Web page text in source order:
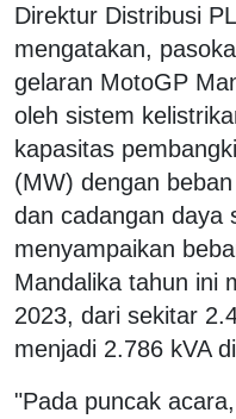
Direktur Distribusi
mengatakan,
gelaran MotoGP
oleh sistem
kapasitas
(MW) dengan
dan cadangan daya
menyampaikan
Mandalika tahun ini
2023, dari sekitar
menjadi 2.786 kVA
"Pada puncak